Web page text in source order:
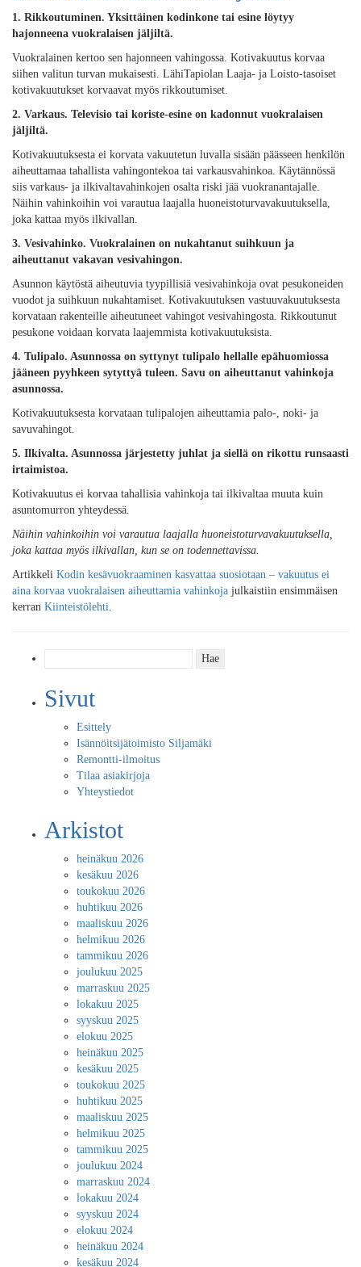
1. Rikkoutuminen. Yksittäinen kodinkone tai esine löytyy
hajonneena vuokralaisen jäljiltä.
Vuokralainen kertoo sen hajonneen vahingossa. Kotivakuutus korvaa
siihen valitun turvan mukaisesti. LähiTapiolan Laaja- ja Loisto-tasoiset
kotivakuutukset korvaavat myös rikkoutumiset.
2. Varkaus. Televisio tai koriste-esine on kadonnut vuokralaisen
jäljiltä.
Kotivakuutuksesta ei korvata vakuutetun luvalla sisään päässeen henkilön
aiheuttamaa tahallista vahingontekoa tai varkausvahinkoa. Käytännössä
siis varkaus- ja ilkivaltavahinkojen osalta riski jää vuokranantajalle.
Näihin vahinkoihin voi varautua laajalla huoneistoturvavakuutuksella,
joka kattaa myös ilkivallan.
3. Vesivahinko. Vuokralainen on nukahtanut suihkuun ja
aiheuttanut vakavan vesivahingon.
Asunnon käytöstä aiheutuvia tyypillisiä vesivahinkoja ovat pesukoneiden
vuodot ja suihkuun nukahtamiset. Kotivakuutuksen vastuuvakuutuksesta
korvataan rakenteille aiheutuneet vahingot vesivahingosta. Rikkoutunut
pesukone voidaan korvata laajemmista kotivakuutuksista.
4. Tulipalo. Asunnossa on syttynyt tulipalo hellalle epähuomiossa
jääneen pyyhkeen sytyttyä tuleen. Savu on aiheuttanut vahinkoja
asunnossa.
Kotivakuutuksesta korvataan tulipalojen aiheuttamia palo-, noki- ja
savuvahingot.
5. Ilkivalta. Asunnossa järjestetty juhlat ja siellä on rikottu runsaasti
irtaimistoa.
Kotivakuutus ei korvaa tahallisia vahinkoja tai ilkivaltaa muuta kuin
asuntomurron yhteydessä.
Näihin vahinkoihin voi varautua laajalla huoneistoturvavakuutuksella,
joka kattaa myös ilkivallan, kun se on todennettavissa.
Artikkeli Kodin kesävuokraaminen kasvattaa suosiotaan – vakuutus ei
aina korvaa vuokralaisen aiheuttamia vahinkoja julkaistiin ensimmäisen
kerran Kiinteistölehti.
Sivut
Esittely
Isännöitsijätoimisto Siljamäki
Remontti-ilmoitus
Tilaa asiakirjoja
Yhteystiedot
Arkistot
heinäkuu 2026
kesäkuu 2026
toukokuu 2026
huhtikuu 2026
maaliskuu 2026
helmikuu 2026
tammikuu 2026
joulukuu 2025
marraskuu 2025
lokakuu 2025
syyskuu 2025
elokuu 2025
heinäkuu 2025
kesäkuu 2025
toukokuu 2025
huhtikuu 2025
maaliskuu 2025
helmikuu 2025
tammikuu 2025
joulukuu 2024
marraskuu 2024
lokakuu 2024
syyskuu 2024
elokuu 2024
heinäkuu 2024
kesäkuu 2024